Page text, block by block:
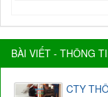
BÀI VIẾT - THÔNG
CTY